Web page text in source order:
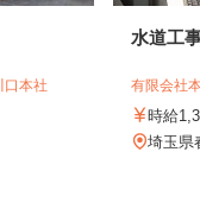
本社
水道工
有限会社
時給
埼玉県